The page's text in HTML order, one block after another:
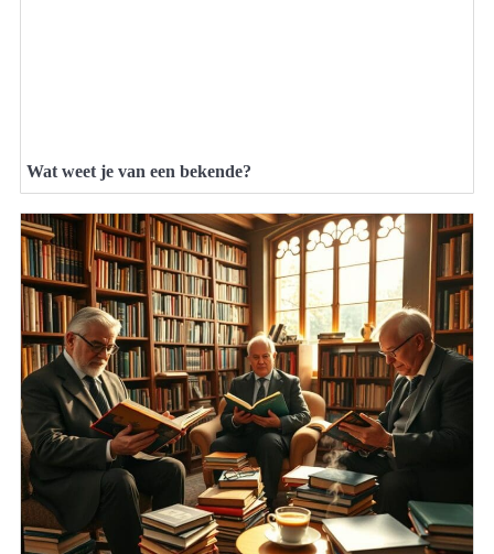
Wat weet je van een bekende?